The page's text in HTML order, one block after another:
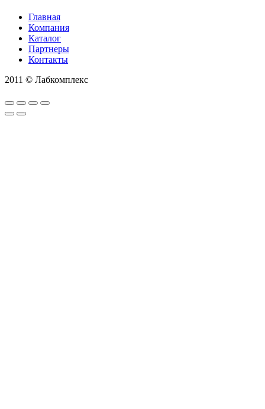
Главная
Компания
Каталог
Партнеры
Контакты
2011 © Лабкомплекс